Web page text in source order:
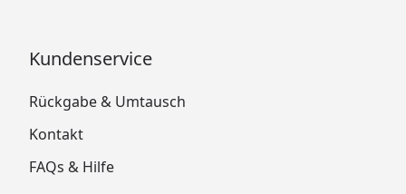
Kundenservice
Rückgabe & Umtausch
Kontakt
FAQs & Hilfe